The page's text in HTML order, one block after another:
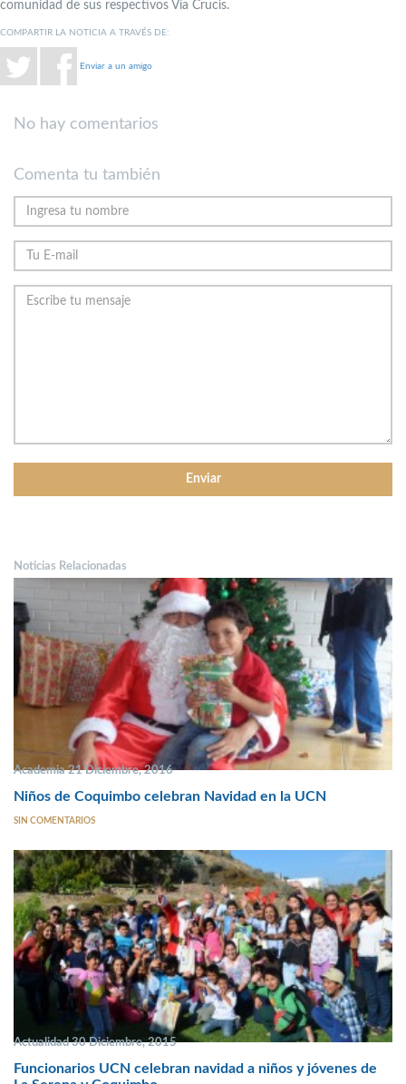
comunidad de sus respectivos Vía Crucis.
COMPARTIR LA NOTICIA A TRAVÉS DE:
Enviar a un amigo
No hay comentarios
Comenta tu también
Noticias Relacionadas
Academia 21 Diciembre, 2016
Niños de Coquimbo celebran Navidad en la UCN
SIN COMENTARIOS
Actualidad 30 Diciembre, 2015
Funcionarios UCN celebran navidad a niños y jóvenes de